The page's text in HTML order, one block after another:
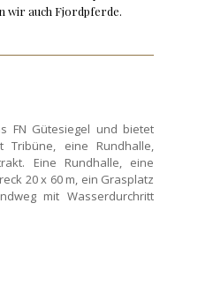
wir auch Fjordpferde.
FN Gütesiegel und bietet
eine Rundhalle,
Eine Rundhalle, eine
20 x 60 m, ein Grasplatz
mit Wasserdurchritt